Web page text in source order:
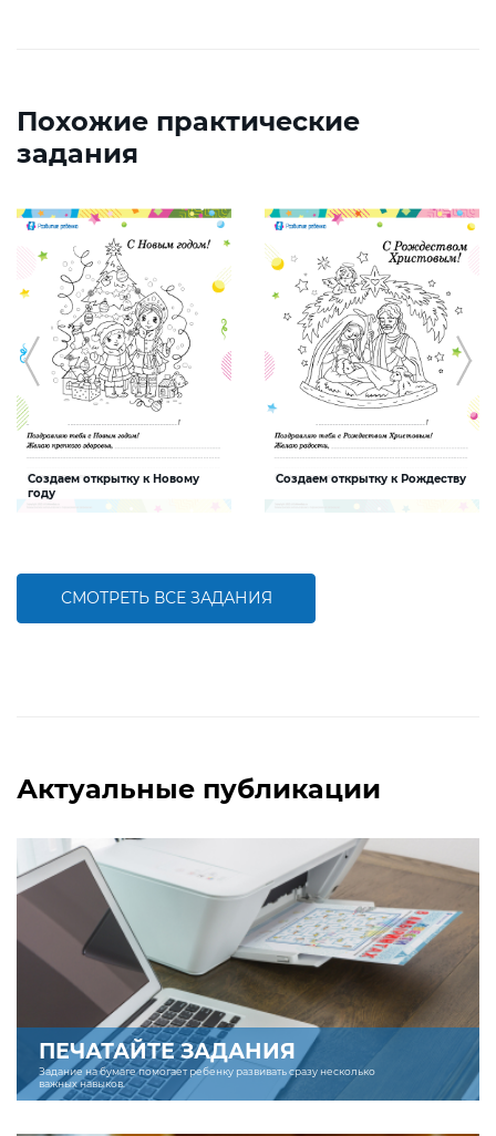
Похожие практические
задания
Создаем открытку к Новому
году
Создаем открытку к Рождеству
СМОТРЕТЬ ВСЕ ЗАДАНИЯ
Актуальные публикации
ПЕЧАТАЙТЕ ЗАДАНИЯ
Задание на бумаге помогает ребенку развивать сразу несколько
важных навыков.